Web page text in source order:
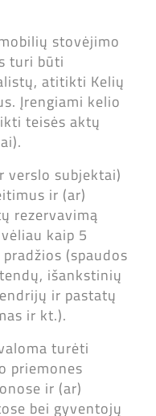
stovėjimo
turi būti
atitikti Kelių
Įrengiami kelio
teisės aktų
verslo subjektai)
ir (ar)
rezervavimą
kaip 5
(spaudos
išankstinių
ir pastatų
ir kt.).
turėti
priemones
ir (ar)
bei gyventojų